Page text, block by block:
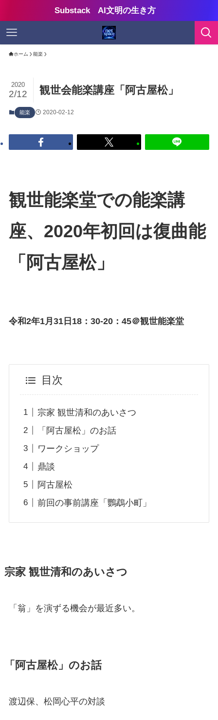
Substack AI文明の生き方
ホーム 能楽
観世会能楽講座「阿古屋松」
2020
2/12
能楽 2020-02-12
観世能楽堂での能楽講
座、2020年初回は復曲能
「阿古屋松」
令和2年1月31日18：30-20：45＠観世能楽堂
目次
宗家 観世清和のあいさつ
「阿古屋松」のお話
ワークショップ
鼎談
阿古屋松
前回の事前講座「鸚鵡小町」
宗家 観世清和のあいさつ
「翁」を演ずる機会が最近多い。
「阿古屋松」のお話
渡辺保、松岡心平の対談